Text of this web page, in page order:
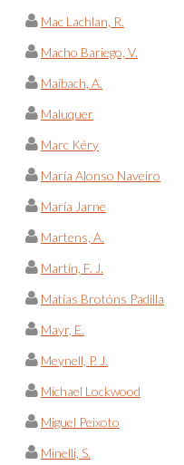
Mac Lachlan, R.
Macho Bariego, V.
Maibach, A.
Maluquer
Marc Kéry
María Alonso Naveiro
María Jarne
Martens, A.
Martín, F. J.
Matías Brotóns Padilla
Mayr, E.
Meynell, P. J.
Michael Lockwood
Miguel Peixoto
Minelli, S.